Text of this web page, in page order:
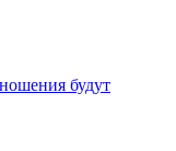
будут